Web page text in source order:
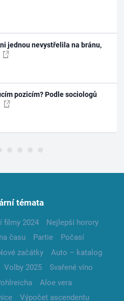
jednou nevystřelila na bránu,
pozicím? Podle sociologů
témata
filmy 2024
Nejlepší horory
času Partie
Počasí
začátky
Auto – katalog
Volby 2025
Svařené víno
Aloe vera
Výpočet ascendentu